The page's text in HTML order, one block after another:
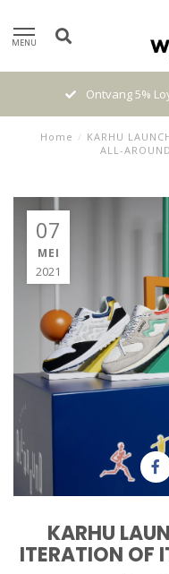
MENU
Ontvang 5%
Home / KARHU
ALL-
07
MEI
2021
KARHU
ITERATION OF